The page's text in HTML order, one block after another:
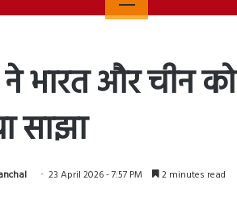
ने भारत और चीन
साझा
23 April 2026 - 7:57 PM 2 minutes read